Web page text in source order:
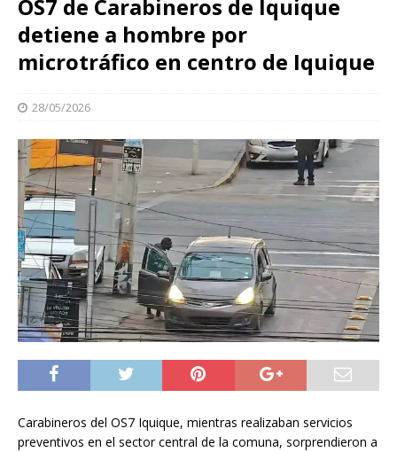
OS7 de Carabineros de Iquique
detiene a hombre por
microtráfico en centro de Iquique
28/05/2026
Carabineros del OS7 Iquique, mientras realizaban servicios
preventivos en el sector central de la comuna, sorprendieron a